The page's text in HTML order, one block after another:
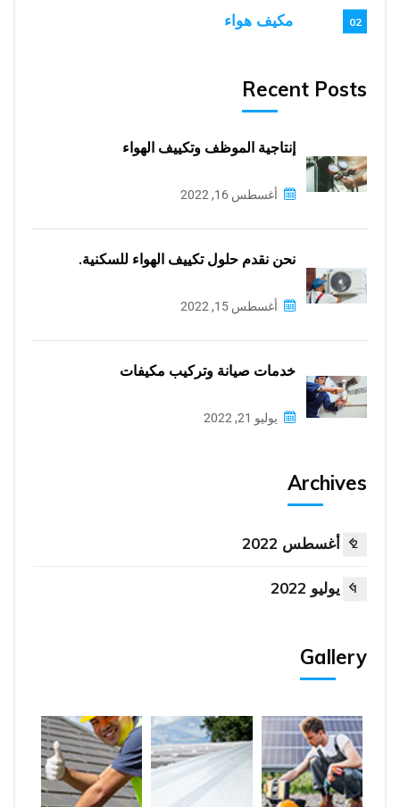
مكيف هواء 02
Recent Posts
إنتاجية الموظف وتكييف الهواء
أغسطس 16, 2022
نحن نقدم حلول تكييف الهواء للسكنية.
أغسطس 15, 2022
خدمات صيانة وتركيب مكيفات
يوليو 21, 2022
Archives
أغسطس 2022 2
يوليو 2022 1
Gallery